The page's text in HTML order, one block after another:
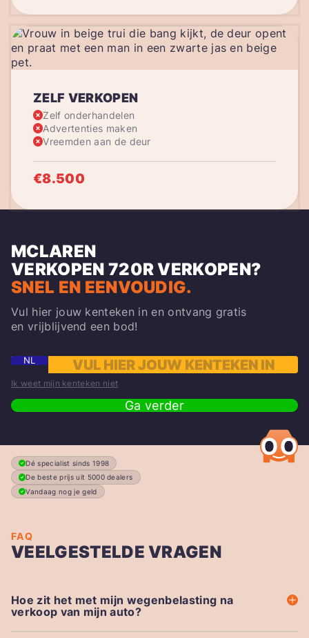
ZELF VERKOPEN
Zelf onderhandelen
Advertenties maken
Vreemden aan de deur
€8.500
MCLAREN
VERKOPEN 720R VERKOPEN?
SNEL EN EENVOUDIG.
Vul hier jouw kenteken in en ontvang gratis
en vrijblijvend een bod!
NL
Ik weet mijn kenteken niet
Ga verder
Dé specialist sinds 1998
De beste prijs uit 5000 dealers
Vandaag nog je geld
FAQ
VEELGESTELDE VRAGEN
Hoe zit het met mijn wegenbelasting na
verkoop van mijn auto?